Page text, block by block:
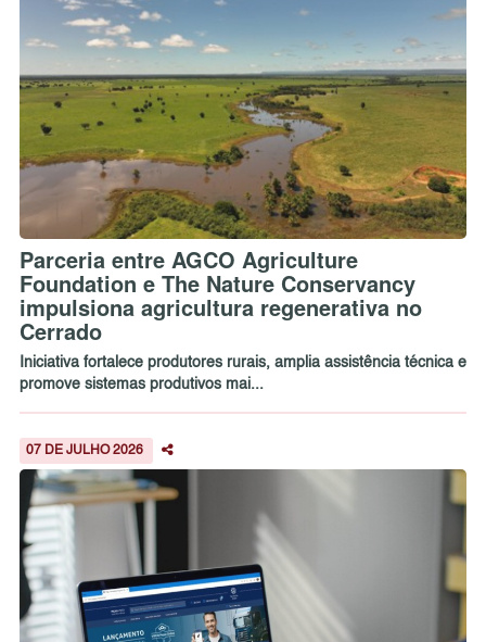
Parceria entre AGCO Agriculture
Foundation e The Nature Conservancy
impulsiona agricultura regenerativa no
Cerrado
Iniciativa fortalece produtores rurais, amplia assistência técnica e
promove sistemas produtivos mai...
07 DE JULHO 2026